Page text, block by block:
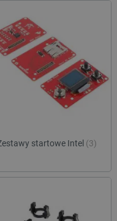
startowe Intel (3)
Targetowanie
korzystanie z
takich
kontem.
można